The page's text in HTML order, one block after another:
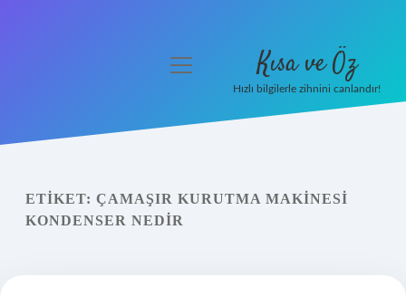
Yasal Uyarı
menüyü
Kısa ve Öz
Hızlı bilgilerle zihnini canlandır!
ETIKET: ÇAMAŞIR KURUTMA MAKINESI
KONDENSER NEDIR